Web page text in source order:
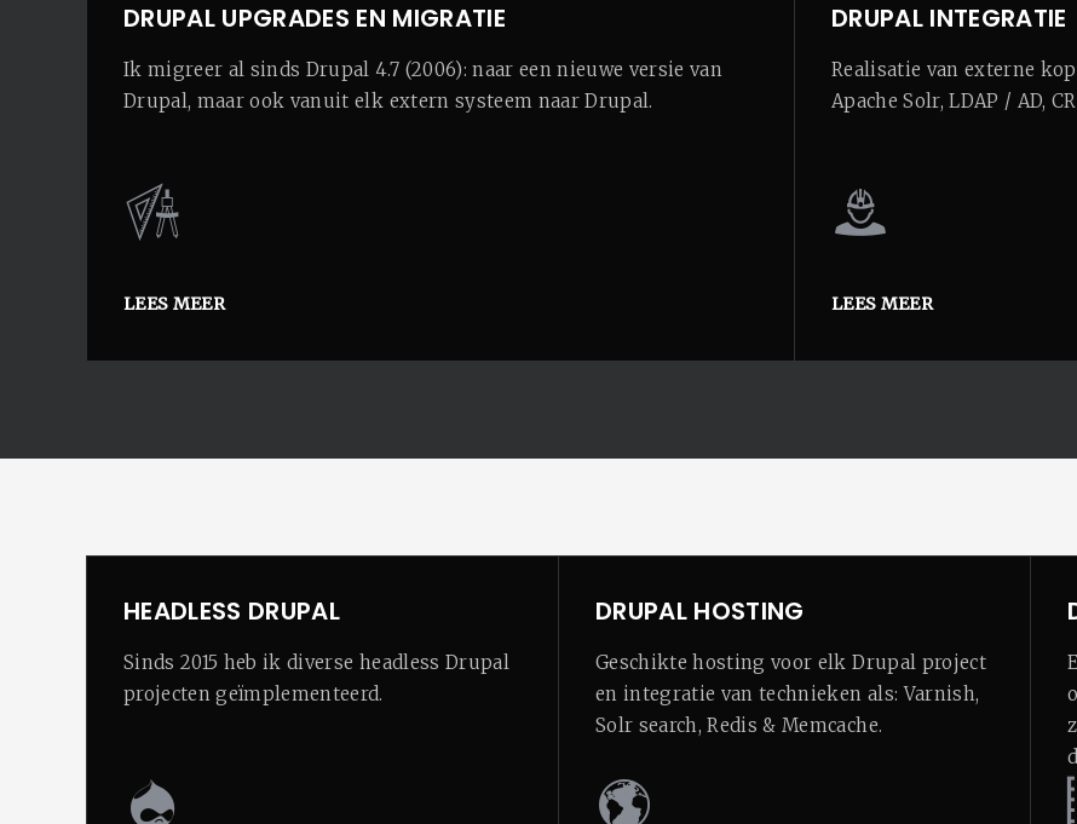
DRUPAL UPGRADES EN MIGRATIE
Ik migreer al sinds Drupal 4.7 (2006): naar een nieuwe versie van
Drupal, maar ook vanuit elk extern systeem naar Drupal.
LEES MEER
DRUPAL INTEGRATIE
Realisatie van externe
Apache Solr, LDAP / AD,
LEES MEER
HEADLESS DRUPAL
Sinds 2015 heb ik diverse headless Drupal
projecten geïmplementeerd.
DRUPAL HOSTING
Geschikte hosting voor elk Drupal project
en integratie van technieken als: Varnish,
Solr search, Redis & Memcache.